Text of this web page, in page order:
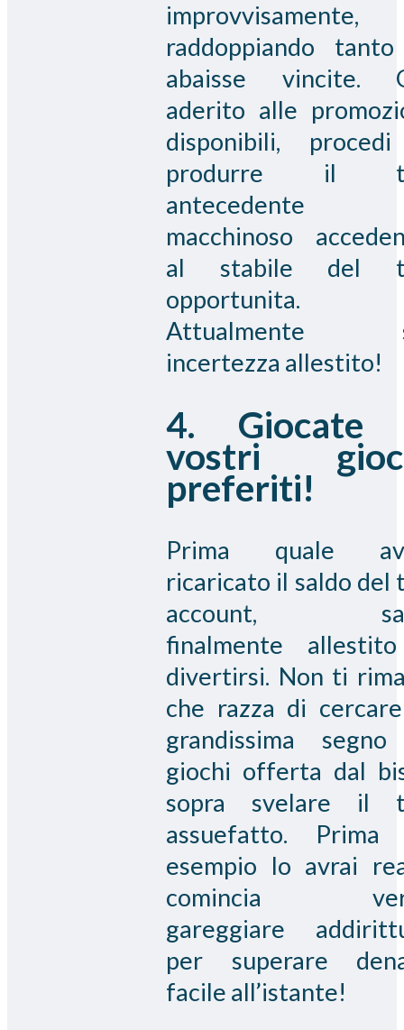
improvvisamente,
raddoppiando
abaisse vincite.
aderito alle
disponibili,
produrre il
antecedente
macchinoso
al stabile del
opportunita.
Attualmente
incertezza allestito!
4. Giocate
vostri
preferiti!
Prima quale
ricaricato il saldo del
account,
finalmente
divertirsi. Non ti
che razza di
grandissima
giochi offerta dal
sopra svelare il
assuefatto. Prima
esempio lo avrai
comincia
gareggiare
per superare
facile all’istante!